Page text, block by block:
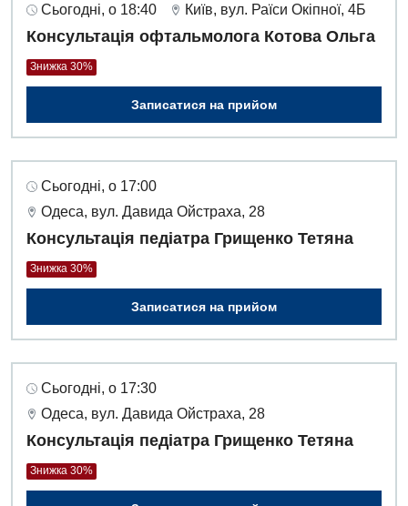
Вакансії
Заходи БПР
Енциклопедія
Програма лояльності
Відгуки
Діагностика
Ангіографічні дослідження
Ендоскопічне відділення
Інструментальна діагностика
Магнітно-резонансна томографія
Мамографія
Нейросонографія
Рентгенографія
УЗД
Для дорослих
Відділ госпіталізації
Відділення кардіосудинної патології та неврології
Відділення невідкладних станів
Відділення інтенсивної терапії
Гінекологічне відділення
Денний стаціонар
Діагностичне відділення
Ендоскопічне відділення
Онкологічне відділлення
Офтальмологічне відділення
Педіатричне відділення
Національний скринінг здоров’я 40+
Українська
Російська
Сьогодні, о 18:40 Київ, вул. Раїси Окіпної, 4Б
Консультація офтальмолога Котова Ольга
Знижка 30%
Записатися на прийом
Сьогодні, о 17:00
Одеса, вул. Давида Ойстраха, 28
Консультація педіатра Грищенко Тетяна
Знижка 30%
Записатися на прийом
Сьогодні, о 17:30
Одеса, вул. Давида Ойстраха, 28
Консультація педіатра Грищенко Тетяна
Знижка 30%